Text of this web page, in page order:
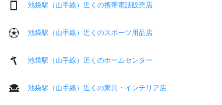
池袋駅（山手線）近くの携帯電話販売店
池袋駅（山手線）近くのスポーツ用品店
池袋駅（山手線）近くのホームセンター
池袋駅（山手線）近くの家具・インテリア店